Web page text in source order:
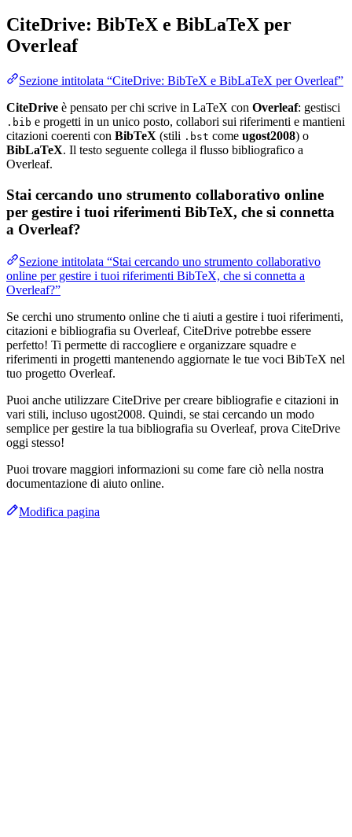
CiteDrive: BibTeX e BibLaTeX per
Overleaf
Sezione intitolata “CiteDrive: BibTeX e BibLaTeX per Overleaf”
CiteDrive è pensato per chi scrive in LaTeX con Overleaf: gestisci
.bib e progetti in un unico posto, collabori sui riferimenti e mantieni
citazioni coerenti con BibTeX (stili .bst come ugost2008) o
BibLaTeX. Il testo seguente collega il flusso bibliografico a
Overleaf.
Stai cercando uno strumento collaborativo online
per gestire i tuoi riferimenti BibTeX, che si connetta
a Overleaf?
Sezione intitolata “Stai cercando uno strumento collaborativo
online per gestire i tuoi riferimenti BibTeX, che si connetta a
Overleaf?”
Se cerchi uno strumento online che ti aiuti a gestire i tuoi riferimenti,
citazioni e bibliografia su Overleaf, CiteDrive potrebbe essere
perfetto! Ti permette di raccogliere e organizzare squadre e
riferimenti in progetti mantenendo aggiornate le tue voci BibTeX nel
tuo progetto Overleaf.
Puoi anche utilizzare CiteDrive per creare bibliografie e citazioni in
vari stili, incluso ugost2008. Quindi, se stai cercando un modo
semplice per gestire la tua bibliografia su Overleaf, prova CiteDrive
oggi stesso!
Puoi trovare maggiori informazioni su come fare ciò nella nostra
documentazione di aiuto online.
Modifica pagina